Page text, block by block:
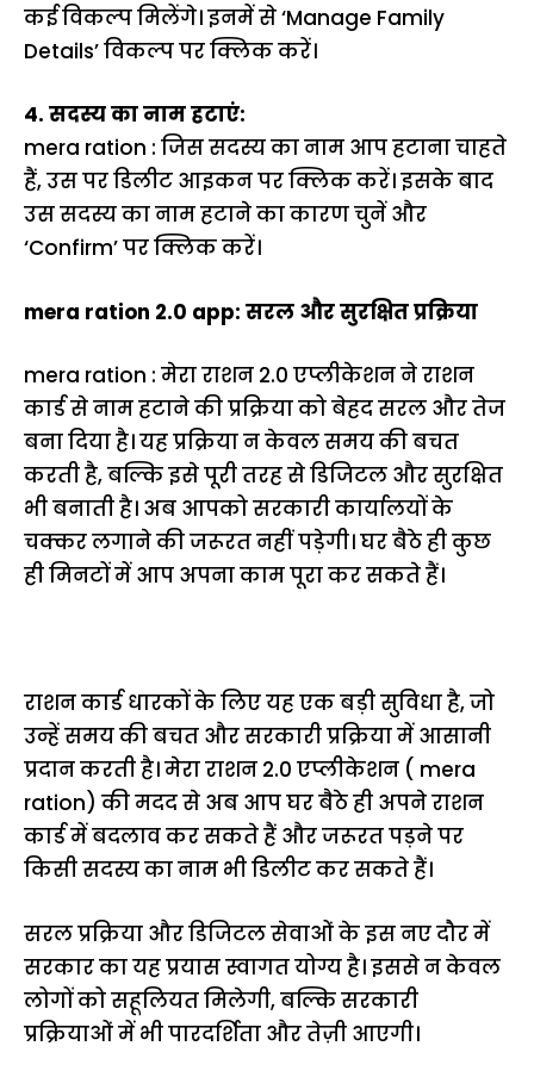
कई विकल्प मिलेंगे। इनमें से ‘Manage Family
Details’ विकल्प पर क्लिक करें।
4. सदस्य का नाम हटाएं:
mera ration : जिस सदस्य का नाम आप हटाना चाहते
हैं, उस पर डिलीट आइकन पर क्लिक करें। इसके बाद
उस सदस्य का नाम हटाने का कारण चुनें और
‘Confirm’ पर क्लिक करें।
mera ration 2.0 app: सरल और सुरक्षित प्रक्रिया
mera ration : मेरा राशन 2.0 एप्लीकेशन ने राशन
कार्ड से नाम हटाने की प्रक्रिया को बेहद सरल और तेज
बना दिया है। यह प्रक्रिया न केवल समय की बचत
करती है, बल्कि इसे पूरी तरह से डिजिटल और सुरक्षित
भी बनाती है। अब आपको सरकारी कार्यालयों के
चक्कर लगाने की जरूरत नहीं पड़ेगी। घर बैठे ही कुछ
ही मिनटों में आप अपना काम पूरा कर सकते हैं।
राशन कार्ड धारकों के लिए यह एक बड़ी सुविधा है, जो
उन्हें समय की बचत और सरकारी प्रक्रिया में आसानी
प्रदान करती है। मेरा राशन 2.0 एप्लीकेशन ( mera
ration) की मदद से अब आप घर बैठे ही अपने राशन
कार्ड में बदलाव कर सकते हैं और जरूरत पड़ने पर
किसी सदस्य का नाम भी डिलीट कर सकते हैं।
सरल प्रक्रिया और डिजिटल सेवाओं के इस नए दौर में
सरकार का यह प्रयास स्वागत योग्य है। इससे न केवल
लोगों को सहूलियत मिलेगी, बल्कि सरकारी
प्रक्रियाओं में भी पारदर्शिता और तेज़ी आएगी।